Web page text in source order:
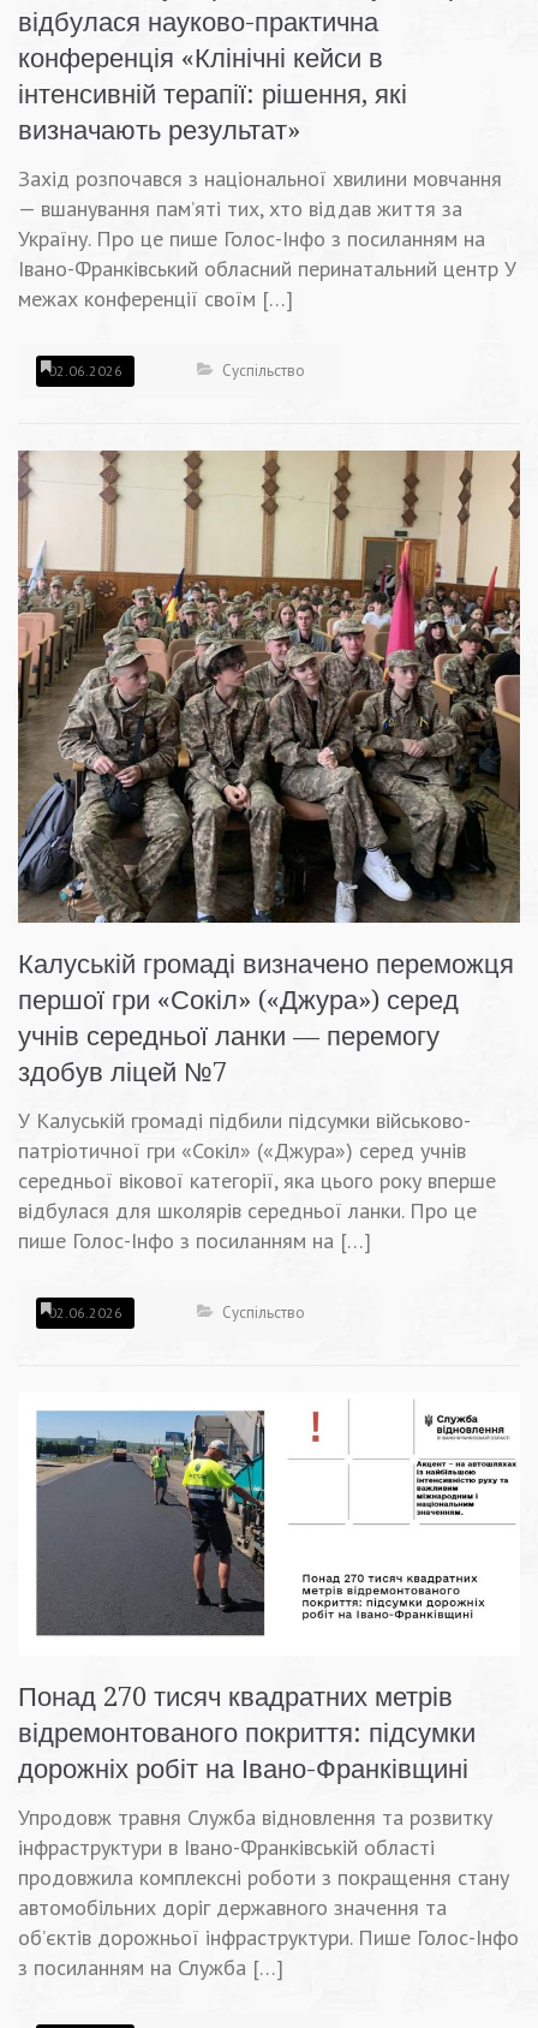
відбулася науково-практична
конференція «Клінічні кейси в
інтенсивній терапії: рішення, які
визначають результат»
Захід розпочався з національної хвилини мовчання
— вшанування пам’яті тих, хто віддав життя за
Україну. Про це пише Голос-Інфо з посиланням на
Івано-Франківський обласний перинатальний центр У
межах конференції своїм […]
02.06.2026 Суспільство
Калуській громаді визначено переможця
першої гри «Сокіл» («Джура») серед
учнів середньої ланки — перемогу
здобув ліцей №7
У Калуській громаді підбили підсумки військово-
патріотичної гри «Сокіл» («Джура») серед учнів
середньої вікової категорії, яка цього року вперше
відбулася для школярів середньої ланки. Про це
пише Голос-Інфо з посиланням на […]
02.06.2026 Суспільство
Понад 270 тисяч квадратних метрів
відремонтованого покриття: підсумки
дорожніх робіт на Івано-Франківщині
Упродовж травня Служба відновлення та розвитку
інфраструктури в Івано-Франківській області
продовжила комплексні роботи з покращення стану
автомобільних доріг державного значення та
об’єктів дорожньої інфраструктури. Пише Голос-Інфо
з посиланням на Служба […]